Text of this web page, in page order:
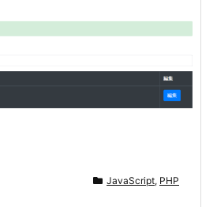
JavaScript, PHP